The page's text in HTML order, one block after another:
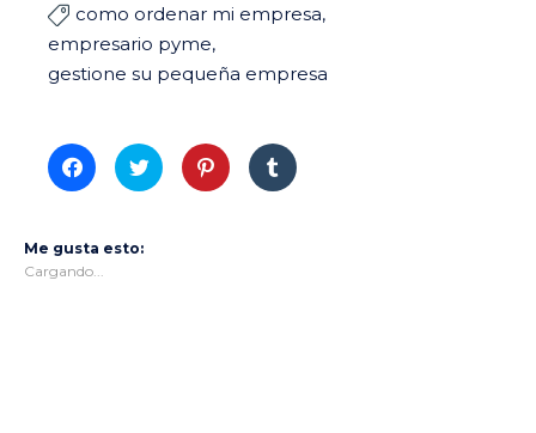
 como ordenar mi empresa
empresario pyme
gestione su pequeña empresa
Haz
clic
para
Facebook
(Se
abre
Haz
clic
para
Haz
clic
para
Haz
clic
para
Me gusta esto:
Cargando...